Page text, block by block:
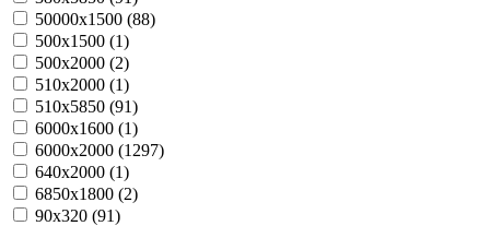
50000х1500 (88)
500х1500 (1)
500х2000 (2)
510х2000 (1)
510х5850 (91)
6000х1600 (1)
6000х2000 (1297)
640х2000 (1)
6850х1800 (2)
90х320 (91)